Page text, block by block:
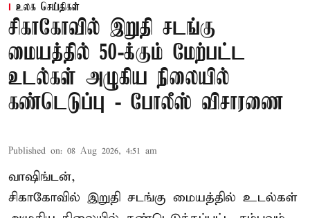
உலக செய்திகள்
சிகாகோவில் இறுதி சடங்கு
மையத்தில் 50-க்கும் மேற்பட்ட
உடல்கள் அழுகிய நிலையில்
கண்டெடுப்பு - போலீஸ் விசாரணை
Published on: 08 Aug 2026, 4:51 am
வாஷிங்டன்,
சிகாகோவில் இறுதி சடங்கு மையத்தில் உடல்கள்